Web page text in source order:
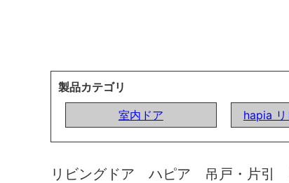
製品カテゴリ
室内ドア
hapia
リビングドア ハピア 吊戸・片